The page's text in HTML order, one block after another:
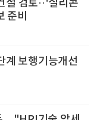
설 검토··'실리콘
준비
계 보행기능개선